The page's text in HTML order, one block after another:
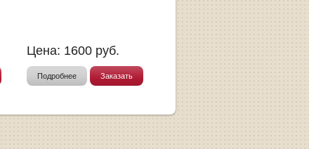
Цена: 1600 руб.
Подробнее Заказать